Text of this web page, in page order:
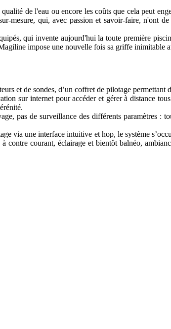
de l'eau ou encore les coûts que cela peut
mesure, qui, avec passion et savoir-faire, n'ont
qui invente aujourd'hui la toute première
impose une nouvelle fois sa griffe inimitable
et de sondes, d’un coffret de pilotage permettant
sur internet pour accéder et gérer à distance
pas de surveillance des différents paramètres :
via une interface intuitive et hop, le système
contre courant, éclairage et bientôt balnéo,